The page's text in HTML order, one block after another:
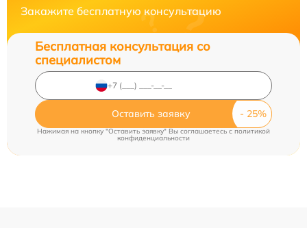
Закажите бесплатную консультацию
Бесплатная консультация со
специалистом
Оставить заявку
Нажимая на кнопку "Оставить заявку" Вы соглашаетесь cполитикой
конфиденциальности